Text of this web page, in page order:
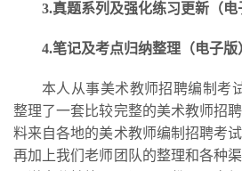
3.真题系列及强化练习更新 （电
4.笔记及考点归纳整理（电子版
本人从事美术教师招聘编制考
整理了一套比较完整的美术教师招
料来自各地的美术教师编制招聘考
再加上我们老师团队的整理和各种